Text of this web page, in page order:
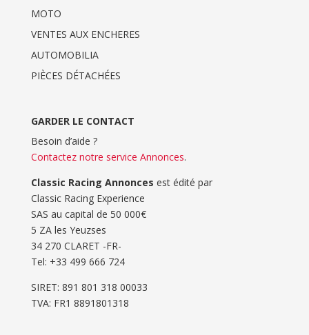
MOTO
VENTES AUX ENCHERES
AUTOMOBILIA
PIÈCES DÉTACHÉES
GARDER LE CONTACT
Besoin d’aide ?
Contactez notre service Annonces.
Classic Racing Annonces est édité par
Classic Racing Experience
SAS au capital de 50 000€
5 ZA les Yeuzses
34 270 CLARET -FR-
Tel: ‭+33 499 666 724‬
SIRET: 891 801 318 00033
TVA: FR1 8891801318